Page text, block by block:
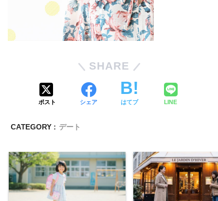
SHARE
ポスト シェア はてブ LINE
CATEGORY : デート